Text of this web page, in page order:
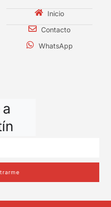
Inicio
Contacto
WhatsApp